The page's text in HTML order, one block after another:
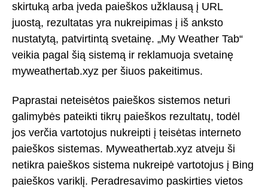
skirtuką arba įveda paieškos užklausą į URL
juostą, rezultatas yra nukreipimas į iš anksto
nustatytą, patvirtintą svetainę. „My Weather Tab“
veikia pagal šią sistemą ir reklamuoja svetainę
myweathertab.xyz per šiuos pakeitimus.
Paprastai neteisėtos paieškos sistemos neturi
galimybės pateikti tikrų paieškos rezultatų, todėl
jos verčia vartotojus nukreipti į teisėtas interneto
paieškos sistemas. Myweathertab.xyz atveju ši
netikra paieškos sistema nukreipė vartotojus į Bing
paieškos variklį. Peradresavimo paskirties vietos